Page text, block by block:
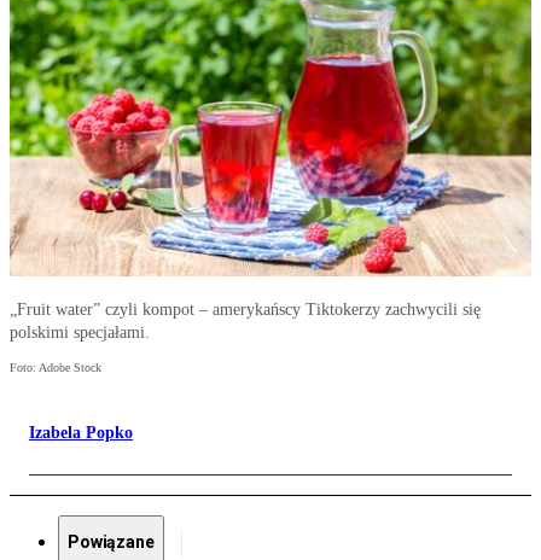
„Fruit water” czyli kompot – amerykańscy Tiktokerzy zachwycili się
polskimi specjałami.
Foto: Adobe Stock
Izabela Popko
Powiązane